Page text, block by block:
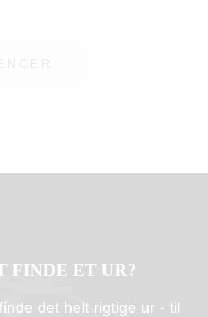
FINDE ET UR?
det helt rigtige ur - til